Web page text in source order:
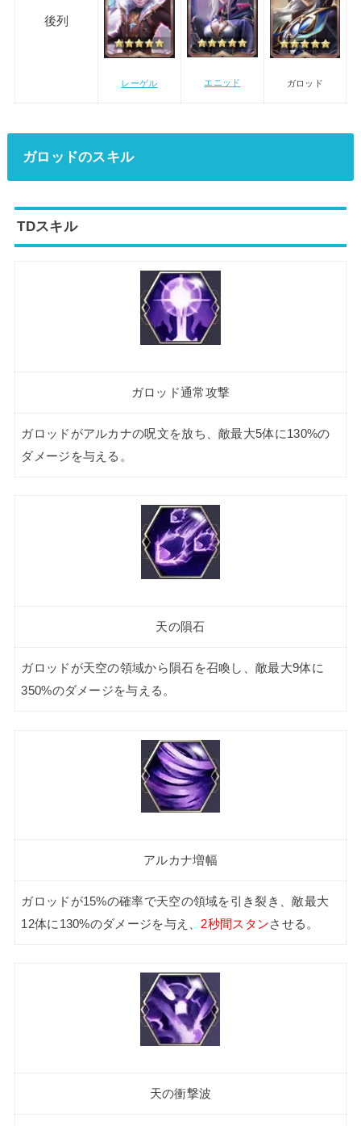
後列
レーゲル エニッド ガロッド
ガロッドのスキル
TDスキル
ガロッド通常攻撃
ガロッドがアルカナの呪文を放ち、敵最大5体に130%の
ダメージを与える。
天の隕石
ガロッドが天空の領域から隕石を召喚し、敵最大9体に
350%のダメージを与える。
アルカナ増幅
ガロッドが15%の確率で天空の領域を引き裂き、敵最大
12体に130%のダメージを与え、 2秒間スタンさせる。
天の衝撃波